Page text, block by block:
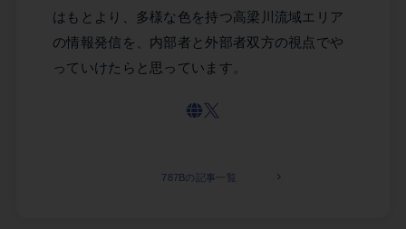
はもとより、多様な色を持つ高梁川流域エリア
の情報発信を、内部者と外部者双方の視点でや
っていけたらと思っています。
787Bの記事一覧